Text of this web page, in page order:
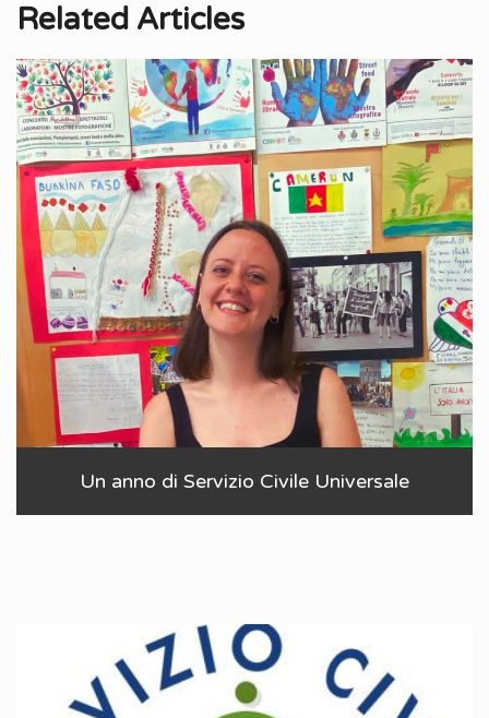
Related Articles
Un anno di Servizio Civile Universale